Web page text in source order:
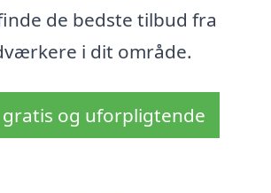
de bedste tilbud fra
i dit område.
gratis og uforpligtende